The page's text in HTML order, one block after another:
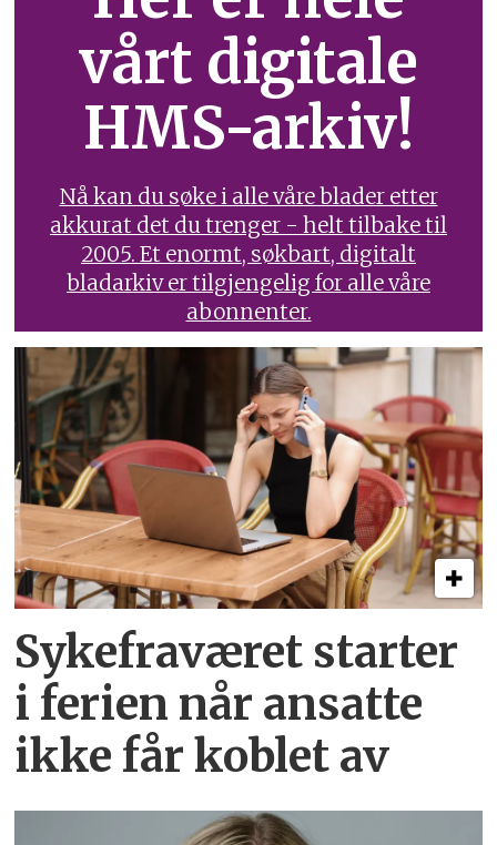
vårt digitale
HMS-arkiv!
Nå kan du søke i alle våre blader etter
akkurat det du trenger - helt tilbake til
2005. Et enormt, søkbart, digitalt
bladarkiv er tilgjengelig for alle våre
abonnenter.
Sykefraværet starter
i ferien når ansatte
ikke får koblet av